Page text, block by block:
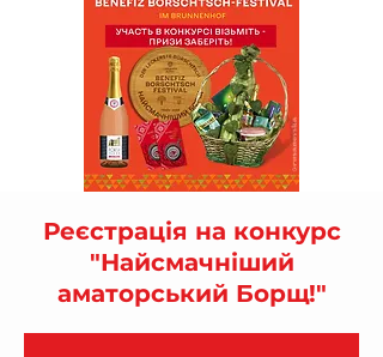
Реєстрація на конкурс
"Найсмачніший
аматорський Борщ!"